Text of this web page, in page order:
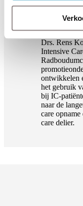
Drs. Rens
Drs. Rens
Intensive
ontwikkelen
het gebruik
bij IC-
naar de
care
care delier.